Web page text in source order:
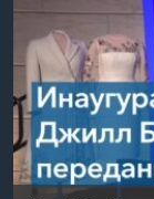
Learning English
СОЦИАЛЬНЫЕ СЕТИ
No